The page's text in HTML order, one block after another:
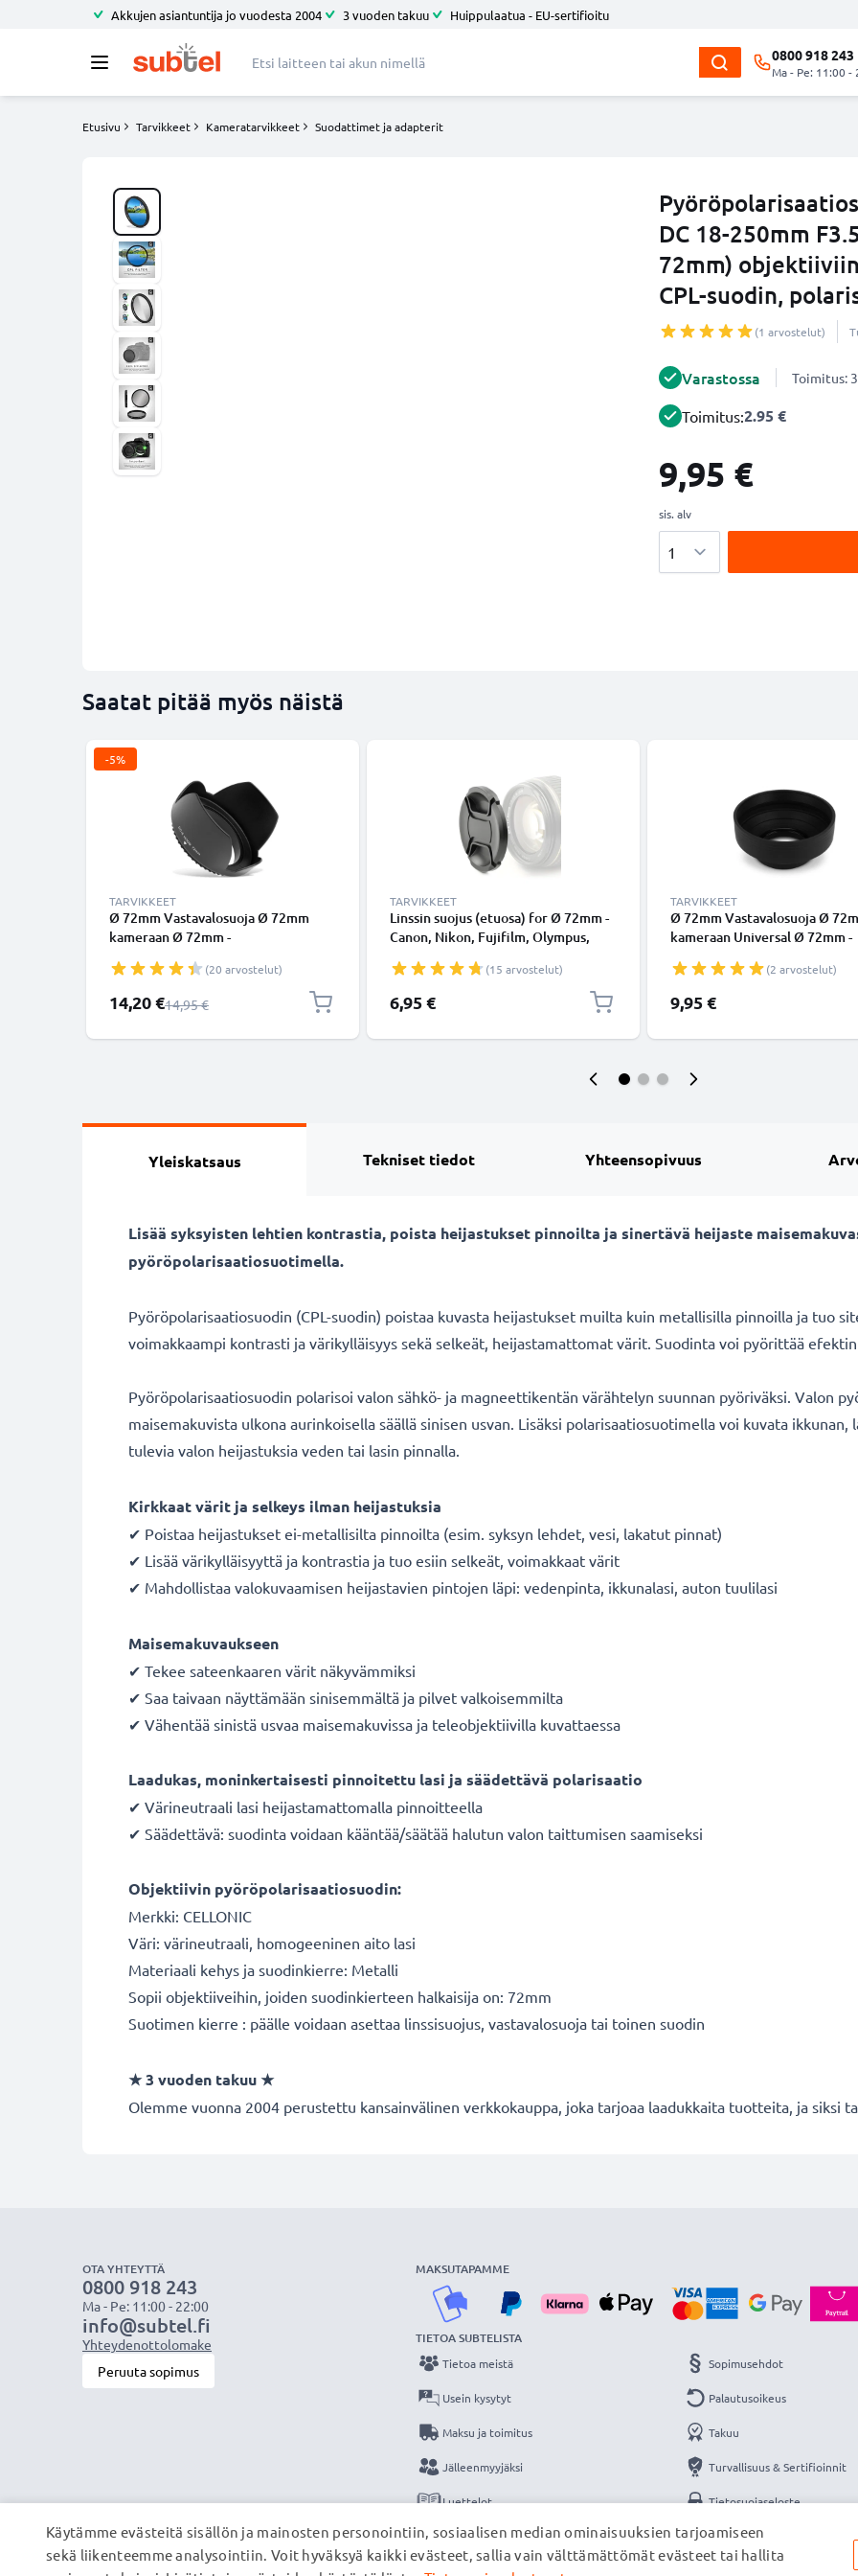
Akkujen asiantuntija jo vuodesta 2004 3 vuoden takuu Huippulaatua - EU-sertifioitu
0800 918 243
Ma - Pe: 11:00 -
Etusivu Tarvikkeet Kameratarvikkeet Suodattimet ja adapterit
DC 18-250mm
72mm)
CPL-suodin,
(1 arvostelut)
Varastossa Toimitus:
Toimitus:2.95 €
9,95 €
sis. alv
Saatat pitää myös näistä
-5%
TARVIKKEET
Ø 72mm Vastavalosuoja Ø 72mm
kameraan Ø 72mm -
kukkamalli / tulppaani / terälehti
vastavalosuoja tuotemerkiltä
CELLONIC
(20 arvostelut)
Erikoishinta
14,20 €Normaali hinta
14,95 €
TARVIKKEET
Linssin suojus (etuosa) for Ø 72mm -
Canon, Nikon, Fujifilm, Olympus,
Inside handle / Central Pinch Suojus
Kansi
(15 arvostelut)
6,95 €
TARVIKKEET
Ø 72mm Vastavalosuoja Ø
kameraan Universal Ø 72mm -
pehmeä / taitettava
tuotemerkiltä CELLONIC
(2 arvostelut)
9,95 €
Yleiskatsaus Tekniset tiedot Yhteensopivuus
Lisää syksyisten lehtien kontrastia, poista heijastukset pinnoilta ja sinertävä heijaste
pyöröpolarisaatiosuotimella.
Pyöröpolarisaatiosuodin (CPL-suodin) poistaa kuvasta heijastukset muilta kuin metallisilla pinnoilla ja tuo
voimakkaampi kontrasti ja värikylläisyys sekä selkeät, heijastamattomat värit. Suodinta voi pyörittää
Pyöröpolarisaatiosuodin polarisoi valon sähkö- ja magneettikentän värähtelyn suunnan pyöriväksi. Valon
maisemakuvista ulkona aurinkoisella säällä sinisen usvan. Lisäksi polarisaatiosuotimella voi kuvata
tulevia valon heijastuksia veden tai lasin pinnalla.
Kirkkaat värit ja selkeys ilman heijastuksia
✔ Poistaa heijastukset ei-metallisilta pinnoilta (esim. syksyn lehdet, vesi, lakatut pinnat)
✔ Lisää värikylläisyyttä ja kontrastia ja tuo esiin selkeät, voimakkaat värit
✔ Mahdollistaa valokuvaamisen heijastavien pintojen läpi: vedenpinta, ikkunalasi, auton tuulilasi
Maisemakuvaukseen
✔ Tekee sateenkaaren värit näkyvämmiksi
✔ Saa taivaan näyttämään sinisemmältä ja pilvet valkoisemmilta
✔ Vähentää sinistä usvaa maisemakuvissa ja teleobjektiivilla kuvattaessa
Laadukas, moninkertaisesti pinnoitettu lasi ja säädettävä polarisaatio
✔ Värineutraali lasi heijastamattomalla pinnoitteella
✔ Säädettävä: suodinta voidaan kääntää/säätää halutun valon taittumisen saamiseksi
Objektiivin pyöröpolarisaatiosuodin:
Merkki: CELLONIC
Väri: värineutraali, homogeeninen aito lasi
Materiaali kehys ja suodinkierre: Metalli
Sopii objektiiveihin, joiden suodinkierteen halkaisija on: 72mm
Suotimen kierre : päälle voidaan asettaa linssisuojus, vastavalosuoja tai toinen suodin
★ 3 vuoden takuu ★
Olemme vuonna 2004 perustettu kansainvälinen verkkokauppa, joka tarjoaa laadukkaita tuotteita, ja siksi
OTA YHTEYTTÄ
0800 918 243
Ma - Pe: 11:00 - 22:00
info@subtel.fi
Yhteydenottolomake
Peruuta sopimus
MAKSUTAPAMME
TIETOA SUBTELISTA
Tietoa meistä
Usein kysytyt
Maksu ja toimitus
Jälleenmyyjäksi
Luettelot
Yhteys
Sopimusehdot
Palautusoikeus
Takuu
Turvallisuus & Sertifioinnit
Tietosuojaseloste
Yritystiedot
Käytämme evästeitä sisällön ja mainosten personointiin, sosiaalisen median ominaisuuksien tarjoamiseen
sekä liikenteemme analysointiin. Voit hyväksyä kaikki evästeet, sallia vain välttämättömät evästeet tai hallita